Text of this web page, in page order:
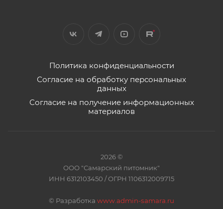
Политика конфиденциальности
Согласие на обработку персональных
данных
Согласие на получение информационных
материалов
2026 ©
ООО "Самарский питомник"
ИНН 6312103450 / ОГРН 1106312009715
© Разработка www.admin-samara.ru